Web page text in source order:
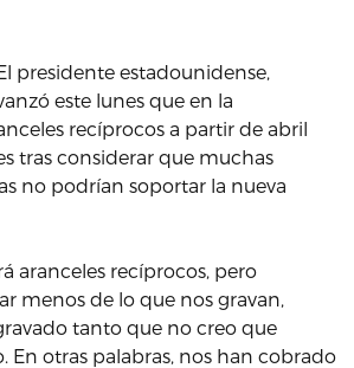
presidente estadounidense,
este lunes que en la
recíprocos a partir de abril
tras considerar que muchas
no podrían soportar la nueva
aranceles recíprocos, pero
menos de lo que nos gravan,
tanto que no creo que
En otras palabras, nos han cobrado